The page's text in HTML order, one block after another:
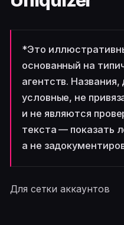
*Это
основанный на
агентств.
условные, не
и не являются
текста — показать
а не
Для сетки аккаунтов